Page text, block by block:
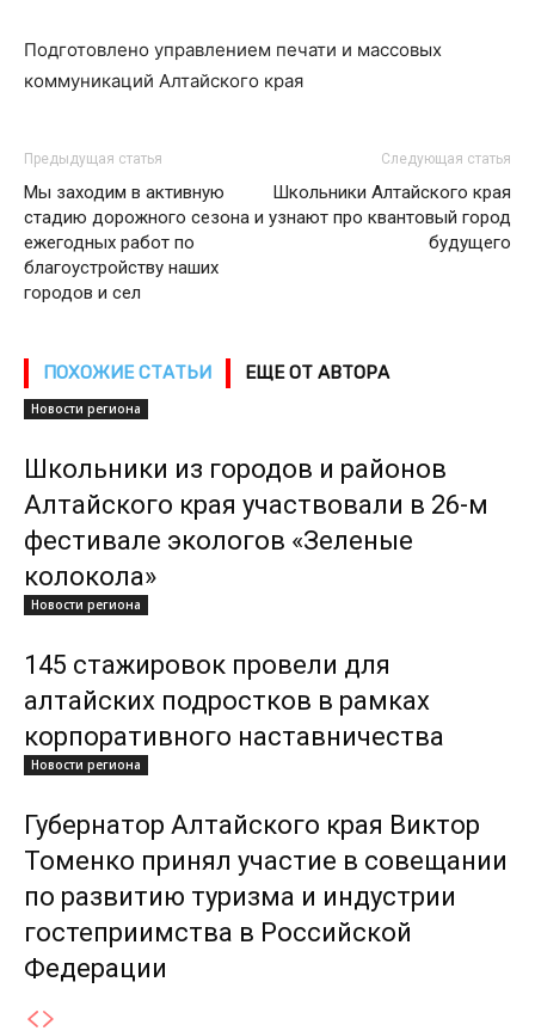
Подготовлено управлением печати и массовых
коммуникаций Алтайского края
Предыдущая статья
Мы заходим в активную
стадию дорожного сезона и
ежегодных работ по
благоустройству наших
городов и сел
Следующая статья
Школьники Алтайского края
узнают про квантовый город
будущего
ПОХОЖИЕ СТАТЬИ ЕЩЕ ОТ АВТОРА
Новости региона
Школьники из городов и районов
Алтайского края участвовали в 26-м
фестивале экологов «Зеленые
колокола»
Новости региона
145 стажировок провели для
алтайских подростков в рамках
корпоративного наставничества
Новости региона
Губернатор Алтайского края Виктор
Томенко принял участие в совещании
по развитию туризма и индустрии
гостеприимства в Российской
Федерации